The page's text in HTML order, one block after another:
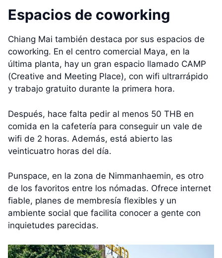
Espacios de coworking
Chiang Mai también destaca por sus espacios de
coworking. En el centro comercial Maya, en la
última planta, hay un gran espacio llamado CAMP
(Creative and Meeting Place), con wifi ultrarrápido
y trabajo gratuito durante la primera hora.
Después, hace falta pedir al menos 50 THB en
comida en la cafetería para conseguir un vale de
wifi de 2 horas. Además, está abierto las
veinticuatro horas del día.
Punspace, en la zona de Nimmanhaemin, es otro
de los favoritos entre los nómadas. Ofrece internet
fiable, planes de membresía flexibles y un
ambiente social que facilita conocer a gente con
inquietudes parecidas.